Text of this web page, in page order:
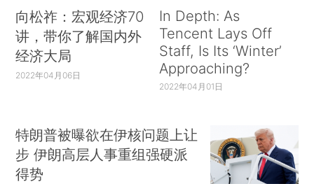
向松祚：宏观经济70
讲，带你了解国内外
经济大局
2022年04月06日
In Depth: As
Tencent Lays Off
Staff, Is Its ‘Winter’
Approaching?
2022年04月01日
特朗普被曝欲在伊核问题上让
步 伊朗高层人事重组强硬派
得势